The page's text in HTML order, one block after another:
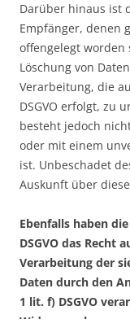
Darüber hinaus ist
Empfänger, denen
offengelegt
Löschung von
Verarbeitung, die
DSGVO erfolgt, zu
besteht jedoch
oder mit einem
ist. Unbeschadet
Auskunft über
Ebenfalls haben
DSGVO das Recht
Verarbeitung der
Daten durch den
1 lit. f) DSGVO